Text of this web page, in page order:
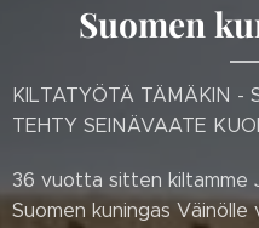
Suomen
KILTATYÖTÄ TÄMÄKIN -
TEHTY SEINÄVAATE
36 vuotta sitten kiltamme
Suomen kuningas